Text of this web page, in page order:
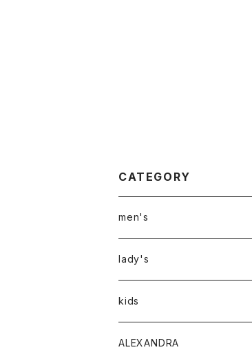
CATEGORY
men's
アウター
トップス
Tシャツ
ボトムス
lady's
アウター
トップス
kids
ALEXANDRA